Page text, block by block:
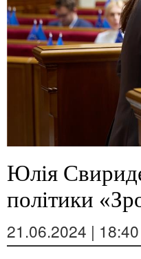
Юлія
політики
21.06.2024 | 18:40